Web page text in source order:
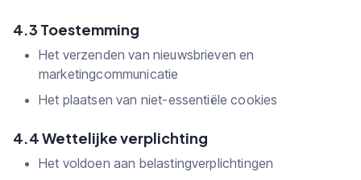
4.3 Toestemming
Het verzenden van nieuwsbrieven en
marketingcommunicatie
Het plaatsen van niet-essentiële cookies
4.4 Wettelijke verplichting
Het voldoen aan belastingverplichtingen